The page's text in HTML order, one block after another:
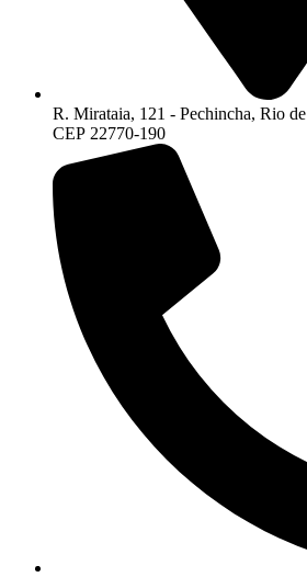
R. Mirataia, 121 - Pechincha, Rio
CEP 22770-190